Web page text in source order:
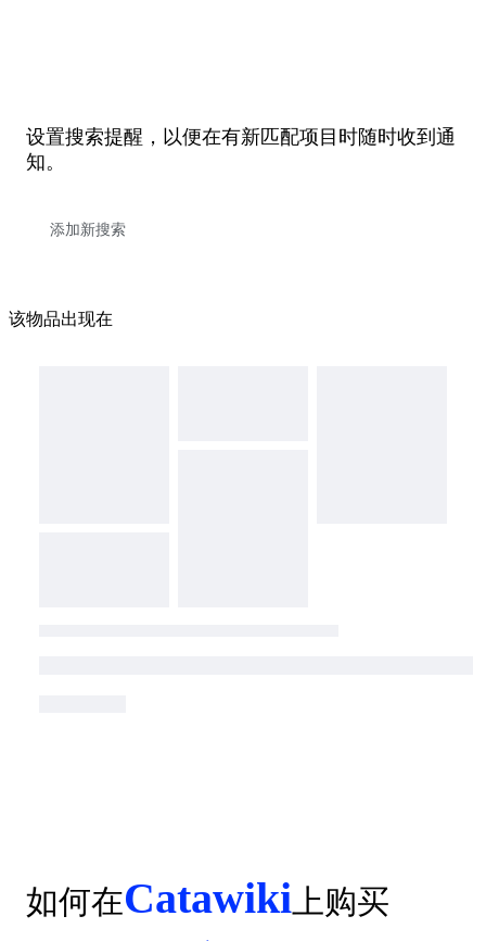
设置搜索提醒，以便在有新匹配项目时随时收到通
知。
该物品出现在
如何在Catawiki 上购买